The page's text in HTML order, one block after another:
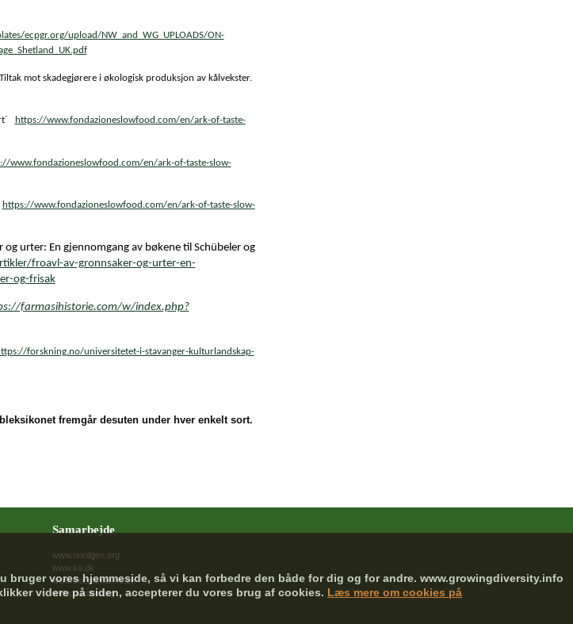
ecpgr.org/upload/NW_and_WG_UPLOADS/ON-
mot skadegjørere i økologisk produksjon av kålvekster.
https://www.fondazioneslowfood.com/en/ark-of-taste-
www.fondazioneslowfood.com/en/ark-of-taste-slow-
https://www.fondazioneslowfood.com/en/ark-of-taste-slow-
og urter: En gjennomgang av bøkene til Schübeler og
froavl-av-gronnsaker-og-urter-en-
og-frisak
farmasihistorie.com/w/index.php?
forskning.no/universitetet-i-stavanger-kulturlandskap-
fremgår desuten under hver enkelt sort.
Samarbejde
www.nordgen.org
www.ku.dk
www.froesamlerne.dk
www.norden.org
vores hjemmeside, så vi kan forbedre den både for dig og for andre. www.growingdiversity.info
videre på siden, accepterer du vores brug af cookies. Læs mere om cookies på